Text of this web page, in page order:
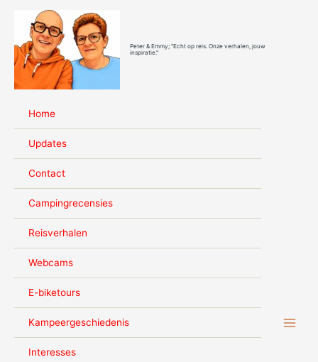
inhoud
Peter & Emmy; "Echt op reis. Onze verhalen, jouw
inspiratie."
Home
Updates
Contact
Campingrecensies
Reisverhalen
Webcams
E-biketours
Kampeergeschiedenis
Interesses